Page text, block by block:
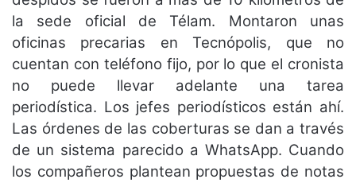
la sede oficial de Télam. Montaron unas
oficinas precarias en Tecnópolis, que no
cuentan con teléfono fijo, por lo que el cronista
no puede llevar adelante una tarea
periodística. Los jefes periodísticos están ahí.
Las órdenes de las coberturas se dan a través
de un sistema parecido a WhatsApp. Cuando
los compañeros plantean propuestas de notas